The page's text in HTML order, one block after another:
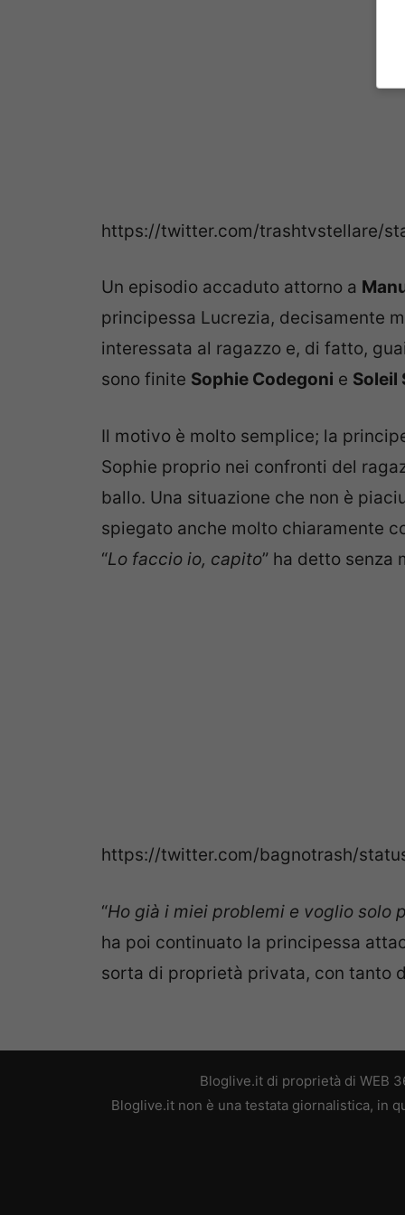
https://twitter.com/trashtvstellare/
Un episodio accaduto attorno a
principessa Lucrezia, decisamente
interessata al ragazzo e, di fatto,
sono finite Sophie Codegoni e Soleil
Il motivo è molto semplice; la
Sophie proprio nei confronti del
ballo. Una situazione che non è
spiegato anche molto chiaramente
“Lo faccio io, capito” ha detto senza
https://twitter.com/bagnotrash/
“Ho già i miei problemi e voglio solo
ha poi continuato la principessa
sorta di proprietà privata, con tanto
Bloglive.it di proprietà di WEB
Bloglive.it non è una testata giornalistica, in